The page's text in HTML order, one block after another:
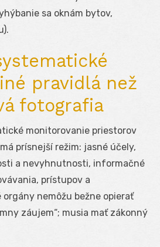
sa oknám bytov,
pravidlá než
fotografia
monitorovanie priestorov
prísnejší režim: jasné účely,
a nevyhnutnosti, informačné
prístupov a
orgány nemôžu bežne opierať
záujem“; musia mať zákonný